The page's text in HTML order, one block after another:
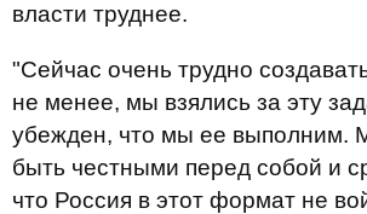
власти труднее.
"Сейчас очень трудно
не менее, мы взялись за эту
убежден, что мы ее выполним.
быть честными перед собой и
что Россия в этот формат не